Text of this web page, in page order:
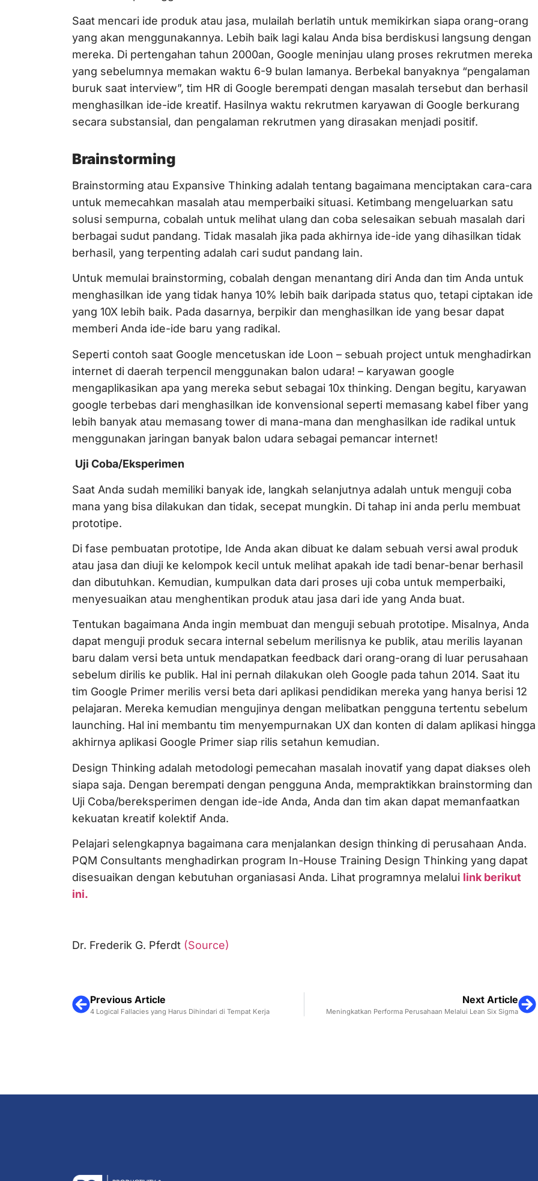
Saat mencari ide produk atau jasa, mulailah berlatih untuk memikirkan siapa orang-orang
yang akan menggunakannya. Lebih baik lagi kalau Anda bisa berdiskusi langsung dengan
mereka. Di pertengahan tahun 2000an, Google meninjau ulang proses rekrutmen mereka
yang sebelumnya memakan waktu 6-9 bulan lamanya. Berbekal banyaknya “pengalaman
buruk saat interview”, tim HR di Google berempati dengan masalah tersebut dan berhasil
menghasilkan ide-ide kreatif. Hasilnya waktu rekrutmen karyawan di Google berkurang
secara substansial, dan pengalaman rekrutmen yang dirasakan menjadi positif.
Brainstorming
Brainstorming atau Expansive Thinking adalah tentang bagaimana menciptakan cara-cara
untuk memecahkan masalah atau memperbaiki situasi. Ketimbang mengeluarkan satu
solusi sempurna, cobalah untuk melihat ulang dan coba selesaikan sebuah masalah dari
berbagai sudut pandang. Tidak masalah jika pada akhirnya ide-ide yang dihasilkan tidak
berhasil, yang terpenting adalah cari sudut pandang lain.
Untuk memulai brainstorming, cobalah dengan menantang diri Anda dan tim Anda untuk
menghasilkan ide yang tidak hanya 10% lebih baik daripada status quo, tetapi ciptakan ide
yang 10X lebih baik. Pada dasarnya, berpikir dan menghasilkan ide yang besar dapat
memberi Anda ide-ide baru yang radikal.
Seperti contoh saat Google mencetuskan ide Loon – sebuah project untuk menghadirkan
internet di daerah terpencil menggunakan balon udara! – karyawan google
mengaplikasikan apa yang mereka sebut sebagai 10x thinking. Dengan begitu, karyawan
google terbebas dari menghasilkan ide konvensional seperti memasang kabel fiber yang
lebih banyak atau memasang tower di mana-mana dan menghasilkan ide radikal untuk
menggunakan jaringan banyak balon udara sebagai pemancar internet!
Uji Coba/Eksperimen
Saat Anda sudah memiliki banyak ide, langkah selanjutnya adalah untuk menguji coba
mana yang bisa dilakukan dan tidak, secepat mungkin. Di tahap ini anda perlu membuat
prototipe.
Di fase pembuatan prototipe, Ide Anda akan dibuat ke dalam sebuah versi awal produk
atau jasa dan diuji ke kelompok kecil untuk melihat apakah ide tadi benar-benar berhasil
dan dibutuhkan. Kemudian, kumpulkan data dari proses uji coba untuk memperbaiki,
menyesuaikan atau menghentikan produk atau jasa dari ide yang Anda buat.
Tentukan bagaimana Anda ingin membuat dan menguji sebuah prototipe. Misalnya, Anda
dapat menguji produk secara internal sebelum merilisnya ke publik, atau merilis layanan
baru dalam versi beta untuk mendapatkan feedback dari orang-orang di luar perusahaan
sebelum dirilis ke publik. Hal ini pernah dilakukan oleh Google pada tahun 2014. Saat itu
tim Google Primer merilis versi beta dari aplikasi pendidikan mereka yang hanya berisi 12
pelajaran. Mereka kemudian mengujinya dengan melibatkan pengguna tertentu sebelum
launching. Hal ini membantu tim menyempurnakan UX dan konten di dalam aplikasi hingga
akhirnya aplikasi Google Primer siap rilis setahun kemudian.
Design Thinking adalah metodologi pemecahan masalah inovatif yang dapat diakses oleh
siapa saja. Dengan berempati dengan pengguna Anda, mempraktikkan brainstorming dan
Uji Coba/bereksperimen dengan ide-ide Anda, Anda dan tim akan dapat memanfaatkan
kekuatan kreatif kolektif Anda.
Pelajari selengkapnya bagaimana cara menjalankan design thinking di perusahaan Anda.
PQM Consultants menghadirkan program In-House Training Design Thinking yang dapat
disesuaikan dengan kebutuhan organiasasi Anda. Lihat programnya melalui link berikut
ini.
Dr. Frederik G. Pferdt (Source)
Previous Article
4 Logical Fallacies yang Harus Dihindari di Tempat Kerja
Next Article
Meningkatkan Performa Perusahaan Melalui Lean Six Sigma